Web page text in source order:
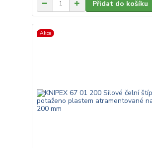
Přidat do košíku
Akce